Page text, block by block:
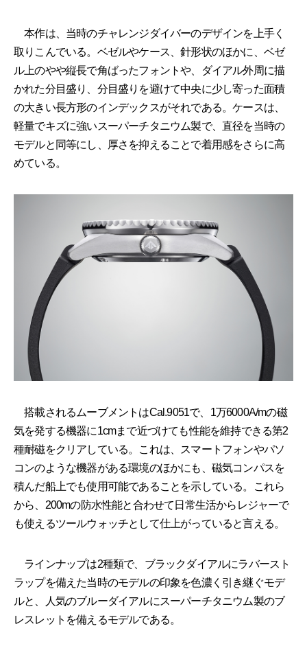
本作は、当時のチャレンジダイバーのデザインを上手く
取りこんでいる。ベゼルやケース、針形状のほかに、ベゼ
ル上のやや縦長で角ばったフォントや、ダイアル外周に描
かれた分目盛り、分目盛りを避けて中央に少し寄った面積
の大きい長方形のインデックスがそれである。ケースは、
軽量でキズに強いスーパーチタニウム製で、直径を当時の
モデルと同等にし、厚さを抑えることで着用感をさらに高
めている。
搭載されるムーブメントはCal.9051で、1万6000A/mの磁
気を発する機器に1cmまで近づけても性能を維持できる第2
種耐磁をクリアしている。これは、スマートフォンやパソ
コンのような機器がある環境のほかにも、磁気コンパスを
積んだ船上でも使用可能であることを示している。これら
から、200mの防水性能と合わせて日常生活からレジャーで
も使えるツールウォッチとして仕上がっていると言える。
ラインナップは2種類で、ブラックダイアルにラバースト
ラップを備えた当時のモデルの印象を色濃く引き継ぐモデ
ルと、人気のブルーダイアルにスーパーチタニウム製のブ
レスレットを備えるモデルである。